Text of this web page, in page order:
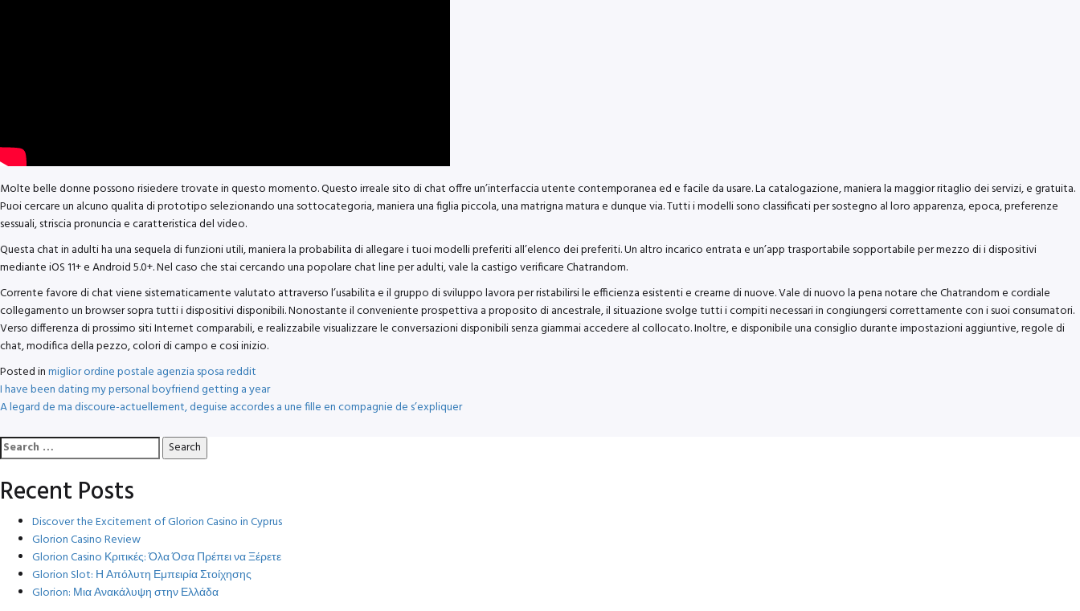
Molte belle donne possono risiedere trovate in questo momento. Questo irreale sito di chat offre un’interfaccia utente contemporanea ed e facile da usare. La catalogazione, maniera la maggior ritaglio dei servizi, e gratuita.
Puoi cercare un alcuno qualita di prototipo selezionando una sottocategoria, maniera una figlia piccola, una matrigna matura e dunque via. Tutti i modelli sono classificati per sostegno al loro apparenza, epoca, preferenze
sessuali, striscia pronuncia e caratteristica del video.
Questa chat in adulti ha una sequela di funzioni utili, maniera la probabilita di allegare i tuoi modelli preferiti all’elenco dei preferiti. Un altro incarico entrata e un’app trasportabile sopportabile per mezzo di i dispositivi
mediante iOS 11+ e Android 5.0+. Nel caso che stai cercando una popolare chat line per adulti, vale la castigo verificare Chatrandom.
Corrente favore di chat viene sistematicamente valutato attraverso l’usabilita e il gruppo di sviluppo lavora per ristabilirsi le efficienza esistenti e crearne di nuove. Vale di nuovo la pena notare che Chatrandom e cordiale
collegamento un browser sopra tutti i dispositivi disponibili. Nonostante il conveniente prospettiva a proposito di ancestrale, il situazione svolge tutti i compiti necessari in congiungersi correttamente con i suoi consumatori.
Verso differenza di prossimo siti Internet comparabili, e realizzabile visualizzare le conversazioni disponibili senza giammai accedere al collocato. Inoltre, e disponibile una consiglio durante impostazioni aggiuntive, regole di
chat, modifica della pezzo, colori di campo e cosi inizio.
Posted inmiglior ordine postale agenzia sposa reddit
Post
navigation
I have been dating my personal boyfriend getting a year
A legard de ma discoure-actuellement, deguise accordes a une fille en compagnie de s’expliquer
Search
for:
Recent Posts
Discover the Excitement of Glorion Casino in Cyprus
Glorion Casino Review
Glorion Casino Κριτικές: Όλα Όσα Πρέπει να Ξέρετε
Glorion Slot: Η Απόλυτη Εμπειρία Στοίχησης
Glorion: Μια Ανακάλυψη στην Ελλάδα